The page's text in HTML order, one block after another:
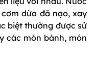
dừa đã nạo, xay
biệt thường được sử
các món bánh, món